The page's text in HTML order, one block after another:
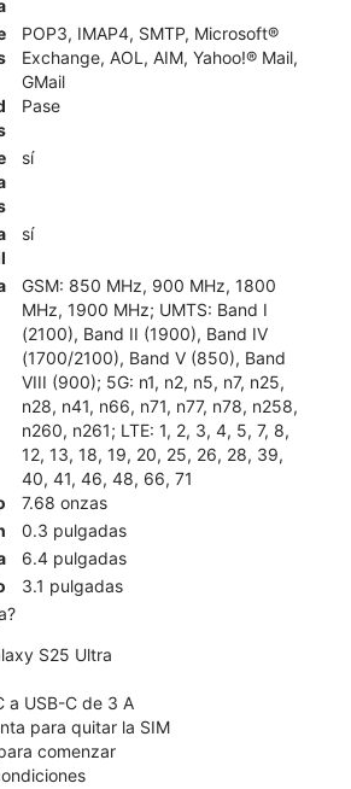
POP3, IMAP4, SMTP, Microsoft®
Exchange, AOL, AIM, Yahoo!® Mail,
GMail
Pase
sí
sí
GSM: 850 MHz, 900 MHz, 1800
MHz, 1900 MHz; UMTS: Band I
(2100), Band II (1900), Band IV
(1700/2100), Band V (850), Band
VIII (900); 5G: n1, n2, n5, n7, n25,
n28, n41, n66, n71, n77, n78, n258,
n260, n261; LTE: 1, 2, 3, 4, 5, 7, 8,
12, 13, 18, 19, 20, 25, 26, 28, 39,
40, 41, 46, 48, 66, 71
7.68 onzas
0.3 pulgadas
6.4 pulgadas
3.1 pulgadas
S25 Ultra
a USB-C de 3 A
para quitar la SIM
comenzar